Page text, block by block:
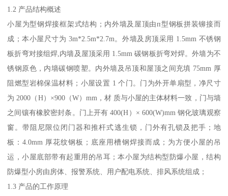
1.2 产品结构概述
小屋为型钢焊接框架式结构；内外墙及屋顶由п型钢板拼装铆接而
成；本小屋尺寸为 3m*2.5m*2.7m。外墙及房顶采用 1.5mm 不锈钢
板折弯对接组焊,内墙及屋顶采用 1.5mm 碳钢板折弯对焊。外墙为不
锈钢原色，内墙碳钢喷塑。内外墙及吊顶和屋顶之间充填 75mm 厚
阻燃型岩棉保温材料；小屋设置 1 个门。门为外开单扇型，净尺寸
为 2000（H）×900（W）mm，材 质与小屋的主体材料一致，门与墙
之间镶有橡胶密封条。门上开有 400(H）× 600(W)mm 钢化玻璃观察
窗。带阻尼限位闭门器和推杆式逃生锁，门外有孔锁及把手；地
板：4.0mm 厚花纹钢板；底座用槽钢焊接而成；为方便小屋的吊
运，小屋底部带有起重用的吊耳；本小屋为结构型防爆小屋，结构
防爆型小房由房体、报警系统、用户配电系统、排风系统组成；
1.3 产品的工作原理